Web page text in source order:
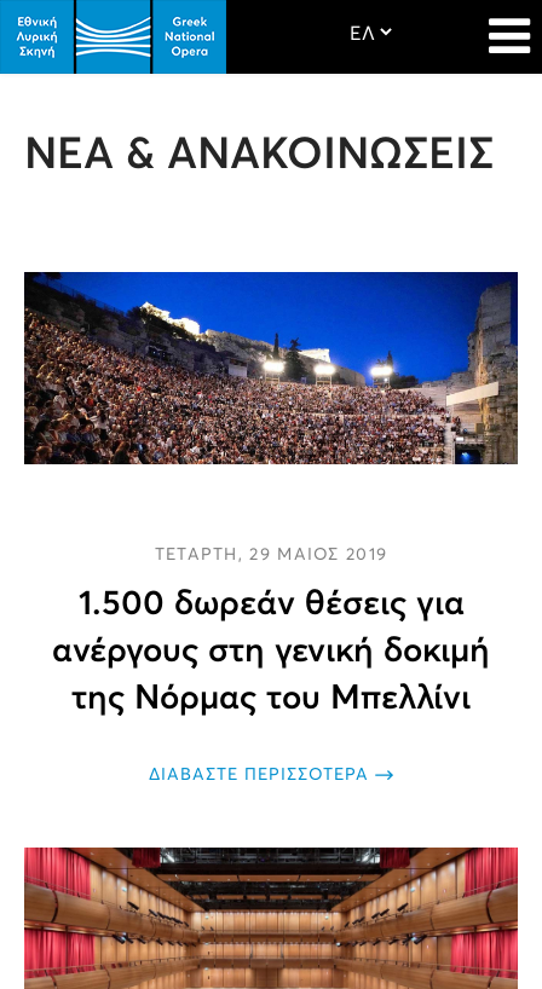
ΝΕΑ & ΑΝΑΚΟΙΝΩΣΕΙΣ
ΤΕΤΑΡΤΗ, 29 ΜΑΙΟΣ 2019
1.500 δωρεάν θέσεις για
ανέργους στη γενική δοκιμή
της Νόρμας του Μπελλίνι
ΔΙΑΒΑΣΤΕ ΠΕΡΙΣΣΟΤΕΡΑ